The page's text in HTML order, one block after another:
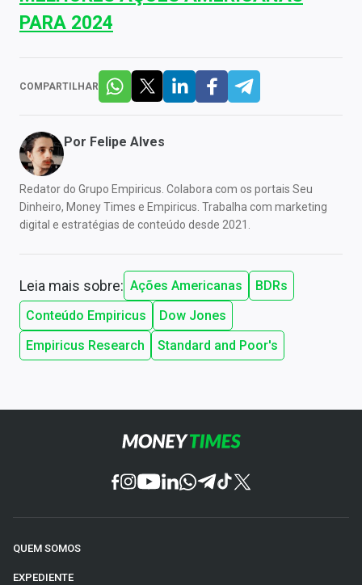
PARA 2024
COMPARTILHAR
Por Felipe Alves
Redator do Grupo Empiricus. Colabora com os portais Seu
Dinheiro, Money Times e Empiricus. Trabalha com marketing
digital e estratégias de conteúdo desde 2021.
Leia mais sobre: Ações Americanas
BDRs
Conteúdo Empiricus
Dow Jones
Empiricus Research
Standard and Poor's
QUEM SOMOS
EXPEDIENTE